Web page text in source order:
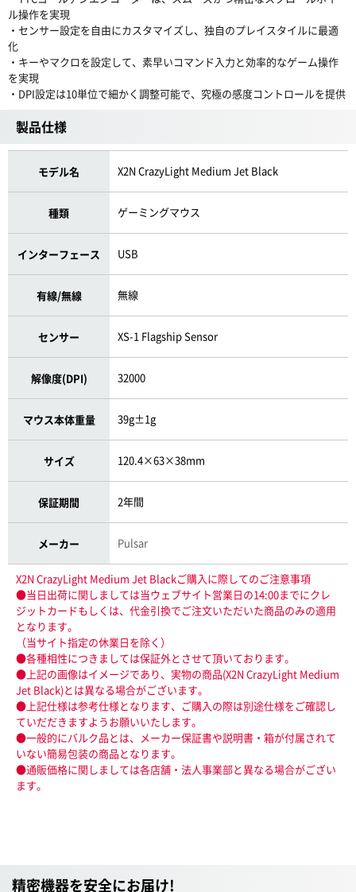
ル操作を実現
・センサー設定を自由にカスタマイズし、独自のプレイスタイルに最適
化
・キーやマクロを設定して、素早いコマンド入力と効率的なゲーム操作
を実現
・DPI設定は10単位で細かく調整可能で、究極の感度コントロールを提供
製品仕様
モデル名 X2N CrazyLight Medium Jet Black
種類 ゲーミングマウス
インターフェース USB
有線/無線 無線
センサー XS-1 Flagship Sensor
解像度(DPI) 32000
マウス本体重量 39g±1g
サイズ 120.4×63×38mm
保証期間 2年間
メーカー Pulsar
X2N CrazyLight Medium Jet Blackご購入に際してのご注意事項
●当日出荷に関しましては当ウェブサイト営業日の14:00までにクレ
ジットカードもしくは、代金引換でご注文いただいた商品のみの適用
となります。
（当サイト指定の休業日を除く）
●各種相性につきましては保証外とさせて頂いております。
●上記の画像はイメージであり、実物の商品(X2N CrazyLight Medium
Jet Black)とは異なる場合がございます。
●上記仕様は参考仕様となります、ご購入の際は別途仕様をご確認し
ていだだきますようお願いいたします。
●一般的にバルク品とは、メーカー保証書や説明書・箱が付属されて
いない簡易包装の商品となります。
●通販価格に関しましては各店舗・法人事業部と異なる場合がござい
ます。
精密機器を安全にお届け!